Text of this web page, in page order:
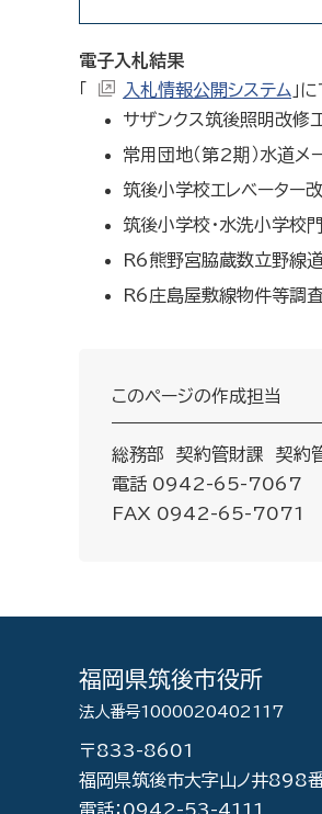
電子入札結果
入札情報公開システム 」
サザンクス筑後照明改修
常用団地（第2期）水道メ
筑後小学校エレベーター
筑後小学校・水洗小学校
R6熊野宮脇蔵数立野線
R6庄島屋敷線物件等調
このページの作成担当
総務部 契約管財課 契約
電話 0942-65-7067
FAX 0942-65-7071
福岡県筑後市役所
法人番号1000020402117
〒833-8601
福岡県筑後市大字山ノ井898
電話：0942-53-4111